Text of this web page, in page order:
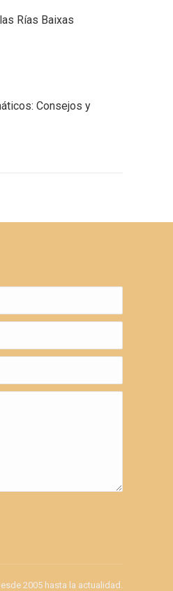
Rías Baixas
Consejos y
2005 hasta la actualidad.